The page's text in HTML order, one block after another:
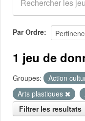
Demandes 0
À propos
Par Ordre
1 jeu de
Groupes: Action
Arts plastiques
Filtrer les resultats